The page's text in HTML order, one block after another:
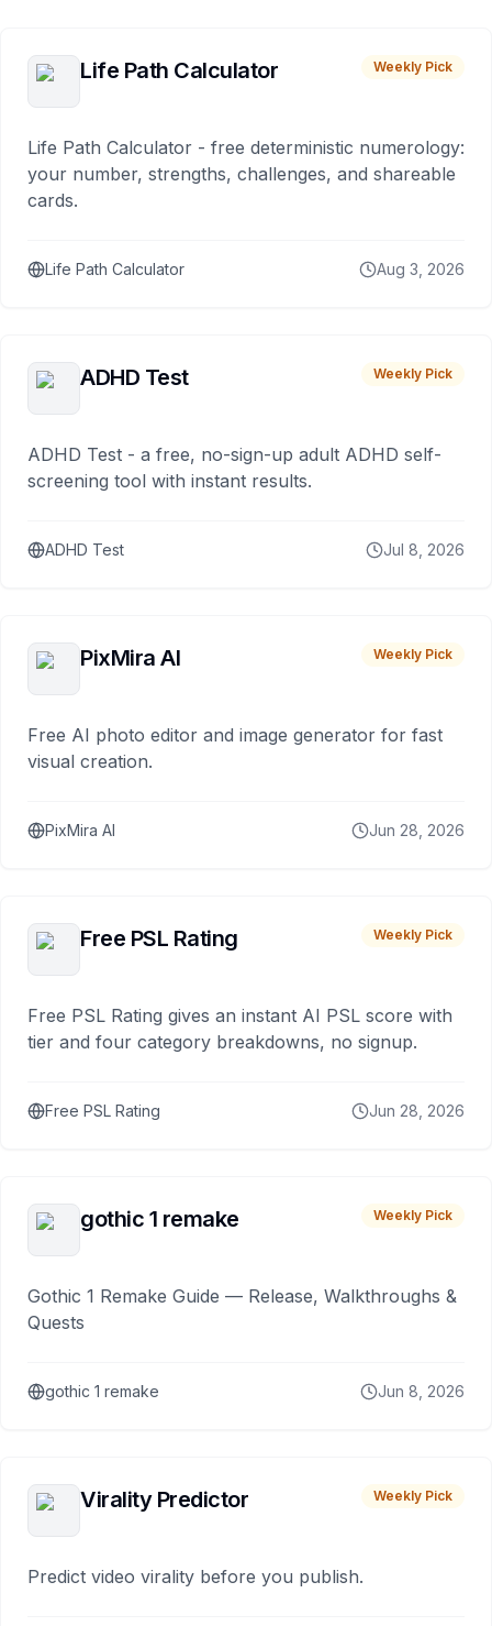
Life Path Calculator Weekly Pick
Life Path Calculator - free deterministic numerology:
your number, strengths, challenges, and shareable
cards.
Life Path Calculator Aug 3, 2026
ADHD Test Weekly Pick
ADHD Test - a free, no-sign-up adult ADHD self-
screening tool with instant results.
ADHD Test Jul 8, 2026
PixMira AI Weekly Pick
Free AI photo editor and image generator for fast
visual creation.
PixMira AI Jun 28, 2026
Free PSL Rating Weekly Pick
Free PSL Rating gives an instant AI PSL score with
tier and four category breakdowns, no signup.
Free PSL Rating Jun 28, 2026
gothic 1 remake Weekly Pick
Gothic 1 Remake Guide — Release, Walkthroughs &
Quests
gothic 1 remake Jun 8, 2026
Virality Predictor Weekly Pick
Predict video virality before you publish.